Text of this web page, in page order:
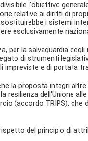
l'obiettivo generale
relative ai diritti di
i sistemi
esclusivamente
la salvaguardia degli
di strumenti
impreviste e di portata
proposta integri altre
resilienza dell'Unione
(accordo TRIPS), che
del principio di